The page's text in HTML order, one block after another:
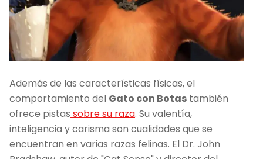
Además de las características físicas, el
comportamiento del Gato con Botas también
ofrece pistas sobre su raza. Su valentía,
inteligencia y carisma son cualidades que se
encuentran en varias razas felinas. El Dr. John